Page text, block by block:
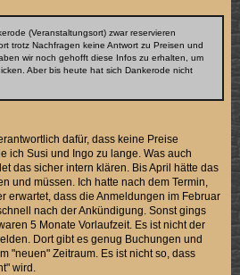
(Veranstaltungsort) zwar reservieren
trotz Nachfragen keine Antwort zu Preisen und
wir noch gehofft diese Infos zu erhalten, um
Aber bis heute hat sich Dankerode nicht
dafür, dass keine Preise
ich Susi und Ingo zu lange. Was auch
das sicher intern klären. Bis April hätte das
und müssen. Ich hatte nach dem Termin,
erwartet, dass die Anmeldungen im Februar
nach der Ankündigung. Sonst gings
5 Monate Vorlaufzeit. Es ist nicht der
Dort gibt es genug Buchungen und
"neuen" Zeitraum. Es ist nicht so, dass
wird.